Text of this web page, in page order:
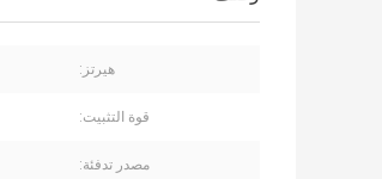
هيرتز:
قوة التثبيت:
مصدر تدفئة: